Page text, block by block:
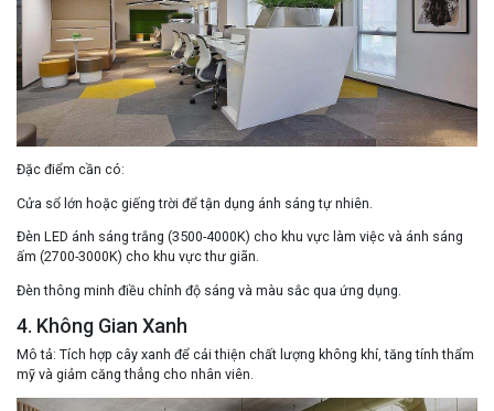
Đặc điểm cần có:
Cửa sổ lớn hoặc giếng trời để tận dụng ánh sáng tự nhiên.
Đèn LED ánh sáng trắng (3500-4000K) cho khu vực làm việc và ánh sáng
ấm (2700-3000K) cho khu vực thư giãn.
Đèn thông minh điều chỉnh độ sáng và màu sắc qua ứng dụng.
4. Không Gian Xanh
Mô tả: Tích hợp cây xanh để cải thiện chất lượng không khí, tăng tính thẩm
mỹ và giảm căng thẳng cho nhân viên.